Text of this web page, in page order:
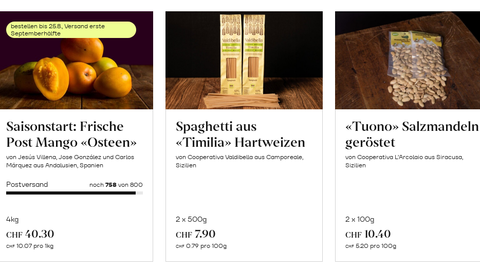
bestellen bis 25.8., Versand erste
Septemberhälfte
Saisonstart: Frische
Post Mango «Osteen»
von Jesús Villena, Jose González und Carlos
Márquez aus Andalusien, Spanien
Postversand noch 758von 800
4kg
CHF 40.30
CHF 10.07 pro 1kg
Naturbelassene
Spaghetti aus
«Timilia» Hartweizen
von Cooperativa Valdibella aus Camporeale,
Sizilien
2 x 500g
CHF 7.90
CHF 0.79 pro 100g
«Tuono» Salzmandeln
geröstet
von Cooperativa L’Arcolaio aus Siracusa,
Sizilien
2 x 100g
CHF 10.40
CHF 5.20 pro 100g